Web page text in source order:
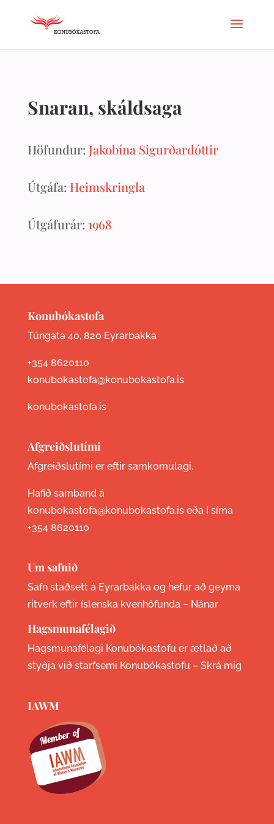
Snaran, skáldsaga
Höfundur: Jakobína Sigurðardóttir
Útgáfa: Heimskringla
Útgáfurár: 1968
Konubókastofa
Túngata 40, 820 Eyrarbakka
+354 8620110
konubokastofa@konubokastofa.is
konubokastofa.is
Afgreiðslutími
Afgreiðslutími er eftir samkomulagi.
Hafið samband á
konubokastofa@konubokastofa.is eða í síma
+354 8620110
Um safnið
Safn staðsett á Eyrarbakka og hefur að geyma
ritverk eftir íslenska kvenhöfunda – Nánar
Hagsmunafélagið
Hagsmunafélagi Konubókastofu er ætlað að
styðja við starfsemi Konubókastofu – Skrá mig
IAWM